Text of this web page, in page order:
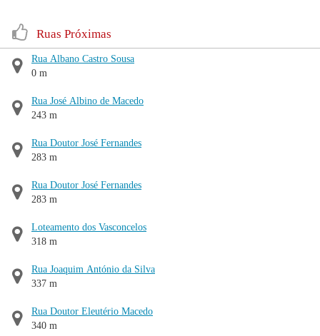
Ruas Próximas
Rua Albano Castro Sousa
0 m
Rua José Albino de Macedo
243 m
Rua Doutor José Fernandes
283 m
Rua Doutor José Fernandes
283 m
Loteamento dos Vasconcelos
318 m
Rua Joaquim António da Silva
337 m
Rua Doutor Eleutério Macedo
340 m